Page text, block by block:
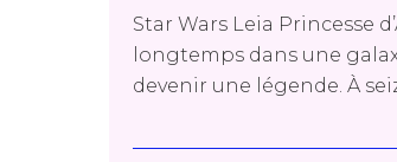
Star Wars Leia Princesse
longtemps dans une
devenir une légende. À